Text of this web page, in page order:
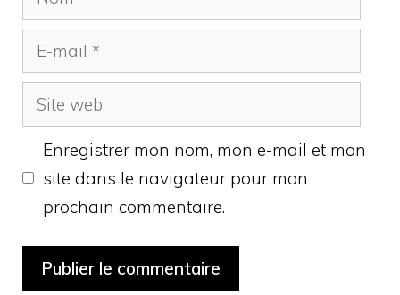
mail
Site
web
Enregistrer mon nom, mon e-mail et mon
site dans le navigateur pour mon
prochain commentaire.